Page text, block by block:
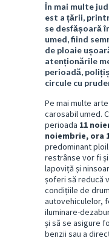
În mai multe
est a țării,
se desfășoară
umed, fiind
de ploaie
atenționările
perioadă,
circule cu
Pe mai multe
carosabil umed.
perioada 11
noiembrie, ora
predominant
restrânse vor fi
lapoviță și
șoferi să reducă
condițiile de
autovehiculelor,
iluminare-
și să se asigure
benzii sau a